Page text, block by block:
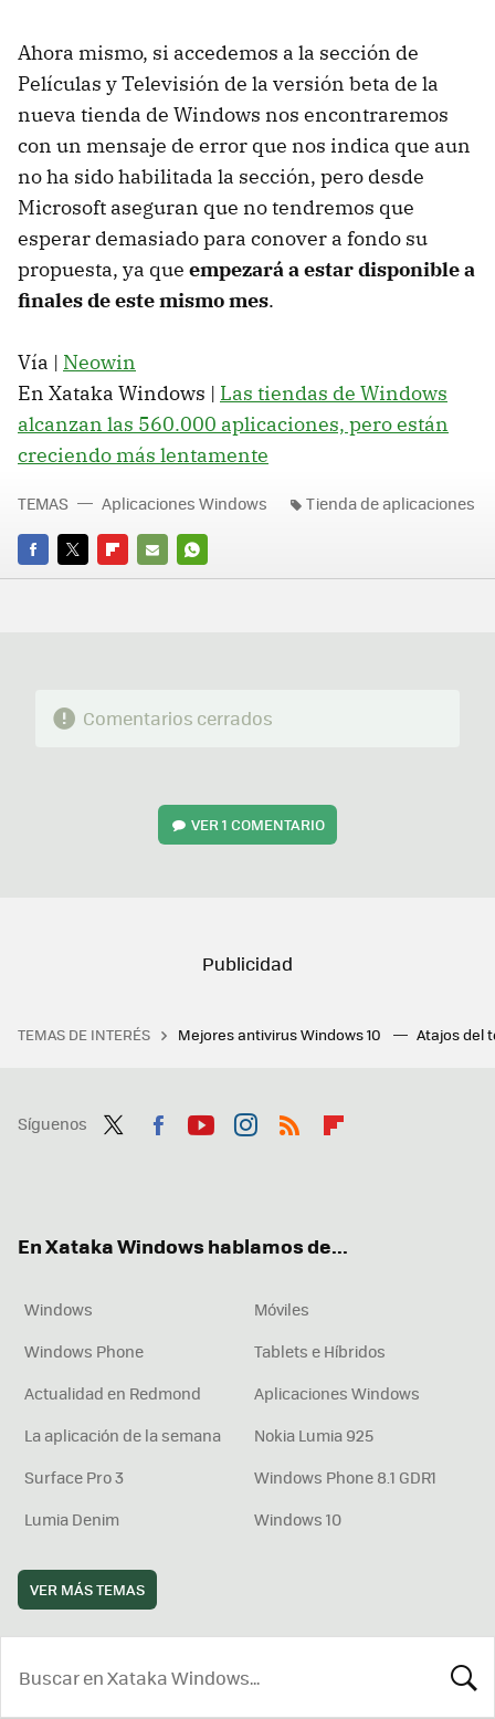
Ahora mismo, si accedemos a la sección de
Películas y Televisión de la versión beta de la
nueva tienda de Windows nos encontraremos
con un mensaje de error que nos indica que aun
no ha sido habilitada la sección, pero desde
Microsoft aseguran que no tendremos que
esperar demasiado para conover a fondo su
propuesta, ya que empezará a estar disponible a
finales de este mismo mes.
Vía | Neowin
En Xataka Windows | Las tiendas de Windows
alcanzan las 560.000 aplicaciones, pero están
creciendo más lentamente
FACEBOOK
TWITTERFLIPBOARD
E-
WHATSAPP
TEMAS Aplicaciones Windows Tienda de aplicaciones
Comentarios cerrados
VER1 COMENTARIO
TEMAS DE INTERÉS Mejores antivirus Windows 10 Atajos del
Síguenos
En Xataka Windows hablamos de...
Windows
Móviles
Windows Phone
Tablets e Híbridos
Actualidad en Redmond
Aplicaciones Windows
La aplicación de la semana
Nokia Lumia 925
Surface Pro 3
Windows Phone 8.1 GDR1
Lumia Denim
Windows 10
VER MÁS TEMAS